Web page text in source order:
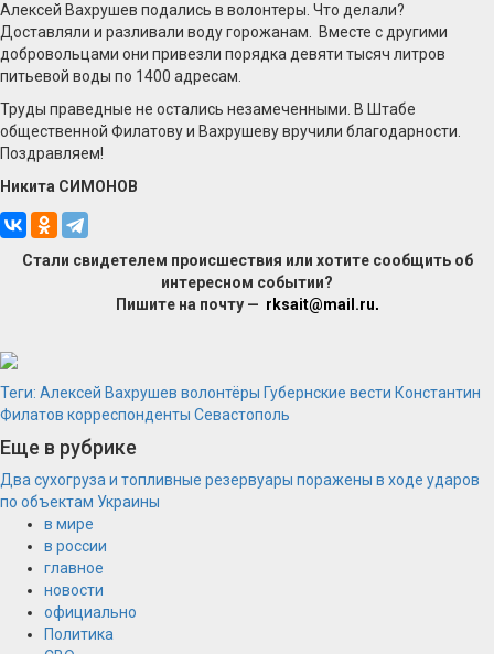
Алексей Вахрушев подались в волонтеры. Что делали?
Доставляли и разливали воду горожанам. Вместе с другими
добровольцами они привезли порядка девяти тысяч литров
питьевой воды по 1400 адресам.
Труды праведные не остались незамеченными. В Штабе
общественной Филатову и Вахрушеву вручили благодарности.
Поздравляем!
Никита СИМОНОВ
Стали свидетелем происшествия или хотите сообщить об
интересном событии?
Пишите на почту — rksait@mail.ru.
Теги: Алексей Вахрушев волонтёры Губернские вести Константин
Филатов корреспонденты Севастополь
Еще в рубрике
Два сухогруза и топливные резервуары поражены в ходе ударов
по объектам Украины
в мире
в россии
главное
новости
официально
Политика